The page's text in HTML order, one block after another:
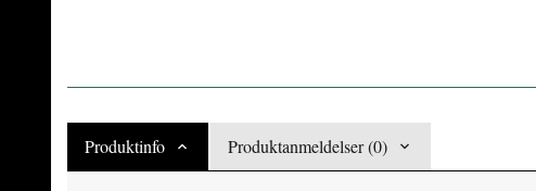
Produktinfo Produktanmeldelser (0)